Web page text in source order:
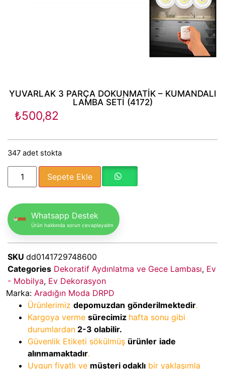
YUVARLAK 3 PARÇA DOKUNMATİK – KUMANDALI
LAMBA SETİ (4172)
₺500,82
347 adet stokta
Sepete Ekle
Whatsapp Destek
Ürün hakkında sorun cevaplayalım
SKU dd0141729748600
Categories Dekoratif Aydınlatma ve Gece Lambası, Ev
- Mobilya, Ev Dekorasyon
Marka: Aradığın Moda DRPD
Ürünlerimiz depomuzdan gönderilmektedir.
Kargoya verme sürecimiz hafta sonu gibi
durumlardan 2-3 olabilir.
Güvenlik Etiketi sökülmüş ürünler iade
alınmamaktadır.
Uygun fiyatlı ve müşteri odaklı bir yaklaşımla